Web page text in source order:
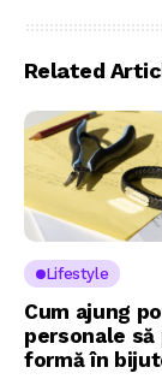
Related
Lifestyle
Cum ajung
personale să
formă în